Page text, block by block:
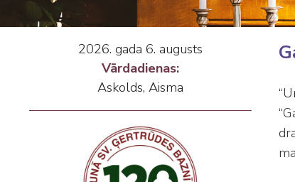
2026. gada 6. augusts
Vārdadienas:
Askolds, Aisma